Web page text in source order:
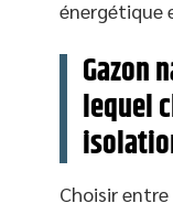
énergétique
Gazon
lequel
Choisir entre